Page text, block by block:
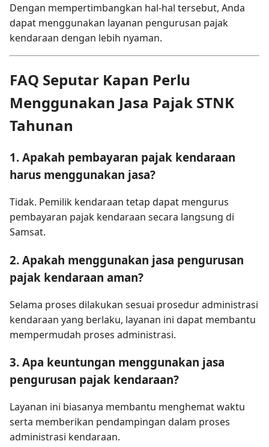
Dengan mempertimbangkan hal-hal tersebut, Anda
dapat menggunakan layanan pengurusan pajak
kendaraan dengan lebih nyaman.
FAQ Seputar Kapan Perlu
Menggunakan Jasa Pajak STNK
Tahunan
1. Apakah pembayaran pajak kendaraan
harus menggunakan jasa?
Tidak. Pemilik kendaraan tetap dapat mengurus
pembayaran pajak kendaraan secara langsung di
Samsat.
2. Apakah menggunakan jasa pengurusan
pajak kendaraan aman?
Selama proses dilakukan sesuai prosedur administrasi
kendaraan yang berlaku, layanan ini dapat membantu
mempermudah proses administrasi.
3. Apa keuntungan menggunakan jasa
pengurusan pajak kendaraan?
Layanan ini biasanya membantu menghemat waktu
serta memberikan pendampingan dalam proses
administrasi kendaraan.